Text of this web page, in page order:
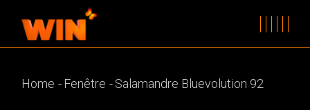
Home Fenêtre Salamandre Bluevolution 92